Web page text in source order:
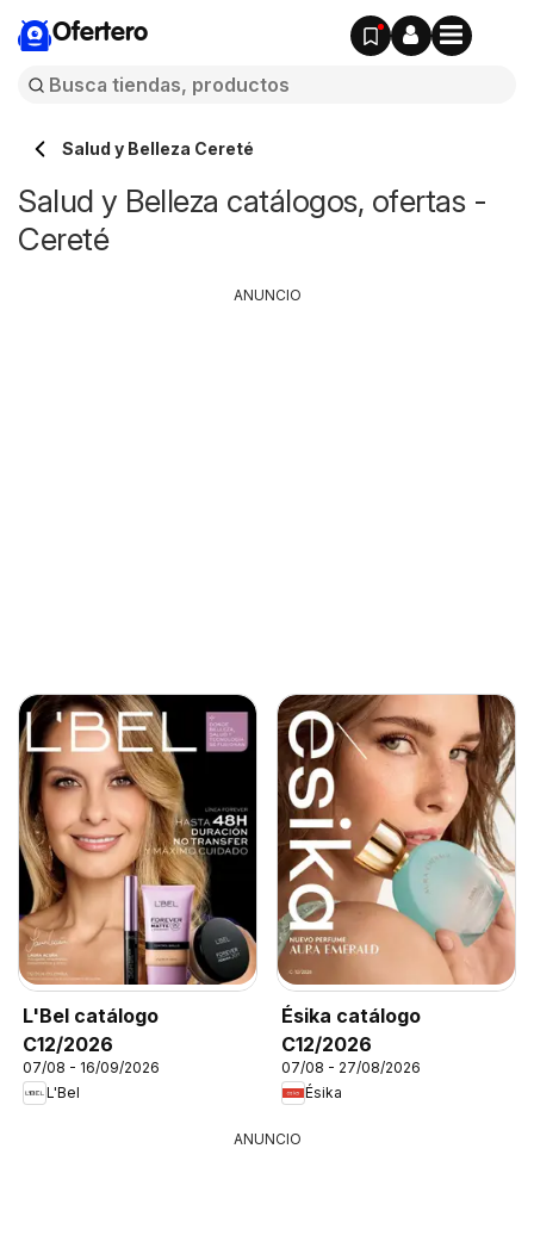
Ofertero
Salud y Belleza Cereté
Salud y Belleza catálogos, ofertas -
Cereté
L'Bel catálogo
C12/2026
07/08 - 16/09/2026
L'Bel
Ésika catálogo
C12/2026
07/08 - 27/08/2026
Ésika
ANUNCIO
ANUNCIO